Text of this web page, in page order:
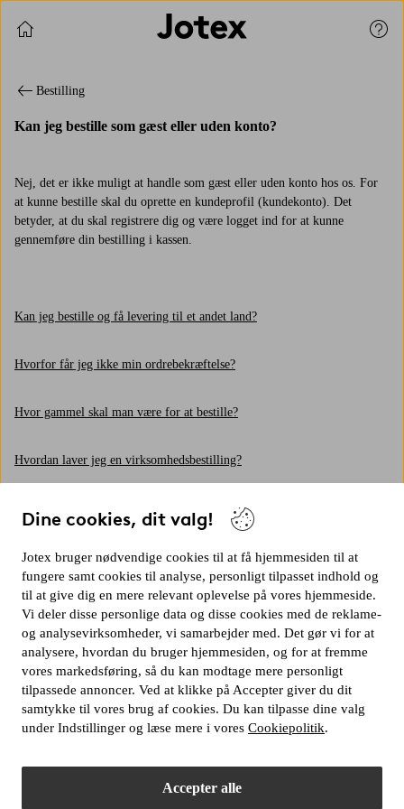
Dine cookies, dit valg!
Jotex bruger nødvendige cookies til at få hjemmesiden til at
fungere samt cookies til analyse, personligt tilpasset indhold og
til at give dig en mere relevant oplevelse på vores hjemmeside.
Vi deler disse personlige data og disse cookies med de reklame-
og analysevirksomheder, vi samarbejder med. Det gør vi for at
analysere, hvordan du bruger hjemmesiden, og for at fremme
vores markedsføring, så du kan modtage mere personligt
tilpassede annoncer. Ved at klikke på Accepter giver du dit
samtykke til vores brug af cookies. Du kan tilpasse dine valg
under Indstillinger og læse mere i vores Cookiepolitik.
Accepter alle
Fortsæt med at shoppe
Bestilling
Kan jeg bestille som gæst eller uden konto?
Nej, det er ikke muligt at handle som gæst eller uden konto hos os. For
at kunne bestille skal du oprette en kundeprofil (kundekonto). Det
betyder, at du skal registrere dig og være logget ind for at kunne
gennemføre din bestilling i kassen.
Kan jeg bestille og få levering til et andet land?
Hvorfor får jeg ikke min ordrebekræftelse?
Hvor gammel skal man være for at bestille?
Hvordan laver jeg en virksomhedsbestilling?
Hvordan bruger jeg et gavekort eller værdibevis?
Hvad gør jeg hvis jeg har glemt mit password?
Hvor finder jeg en vares produktinformation?
Kan jeg bestille stofprøver?
Hvorfor er varen i min kurv udsolgt, når jeg skal betale?